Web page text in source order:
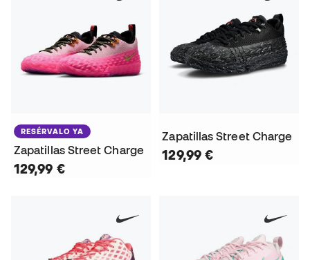
RESÉRVALO YA
Zapatillas Street Charge
129,99 €
Zapatillas Street Charge
129,99 €